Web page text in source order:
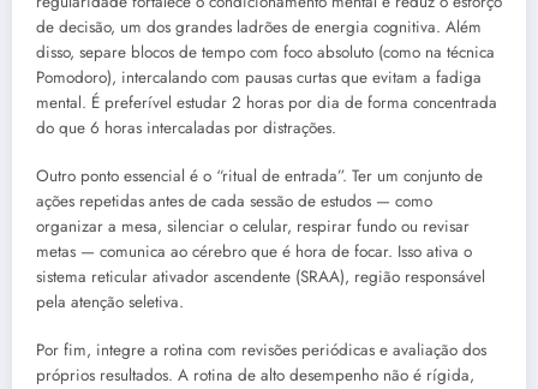
de decisão, um dos grandes ladrões de energia cognitiva. Além
disso, separe blocos de tempo com foco absoluto (como na técnica
Pomodoro), intercalando com pausas curtas que evitam a fadiga
mental. É preferível estudar 2 horas por dia de forma concentrada
do que 6 horas intercaladas por distrações.
Outro ponto essencial é o “ritual de entrada”. Ter um conjunto de
ações repetidas antes de cada sessão de estudos — como
organizar a mesa, silenciar o celular, respirar fundo ou revisar
metas — comunica ao cérebro que é hora de focar. Isso ativa o
sistema reticular ativador ascendente (SRAA), região responsável
pela atenção seletiva.
Por fim, integre a rotina com revisões periódicas e avaliação dos
próprios resultados. A rotina de alto desempenho não é rígida,